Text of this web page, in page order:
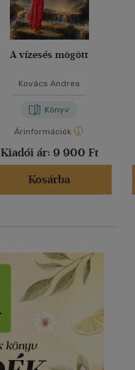
A vízesés mögött
Kovács Andrea
Könyv
Árinformációk
Kiadói ár: 9 900 Ft
Kosárba